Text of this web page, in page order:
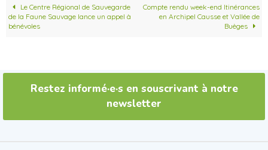
o
o
k
e
r
Le Centre Régional de Sauvegarde
de la Faune Sauvage lance un appel à
bénévoles
Compte rendu week-end Itinérances
en Archipel Causse et Vallée de
Buèges
Restez informé·e·s en souscrivant à notre
newsletter